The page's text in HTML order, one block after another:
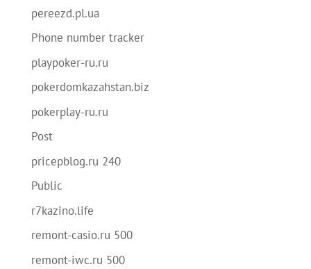
pereezd.pl.ua
Phone number tracker
playpoker-ru.ru
pokerdomkazahstan.biz
pokerplay-ru.ru
Post
pricepblog.ru 240
Public
r7kazino.life
remont-casio.ru 500
remont-iwc.ru 500